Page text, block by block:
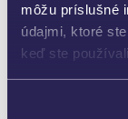
môžu príslušné
údajmi, ktoré
keď ste
firmou.